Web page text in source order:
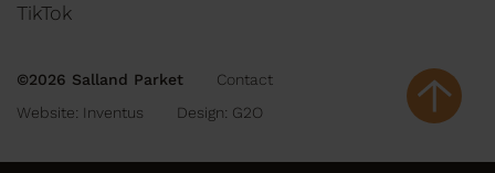
TikTok
©2026 Salland Parket
Contact
Website: Inventus Design: G2O